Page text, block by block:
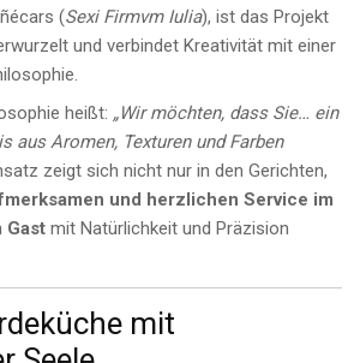
(Sexi Firmvm Iulia), ist das Projekt
und verbindet Kreativität mit einer
heißt: „Wir möchten, dass Sie… ein
aus Aromen, Texturen und Farben
zeigt sich nicht nur in den Gerichten,
und herzlichen Service im
Gast mit Natürlichkeit und Präzision
mit